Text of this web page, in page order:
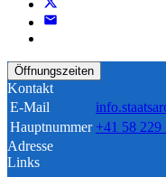
Öffnungszeiten
Kontakt
E-Mail
Hauptnummer +41 58 229
Adresse
Links